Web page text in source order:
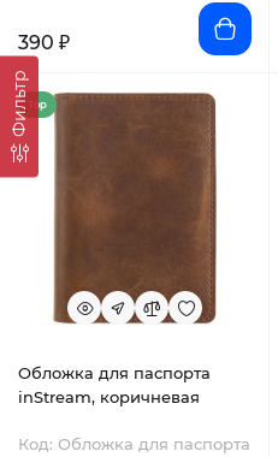
Фильтр
390 ₽
Top
Обложка для паспорта
inStream, коричневая
Код: Обложка для паспорта